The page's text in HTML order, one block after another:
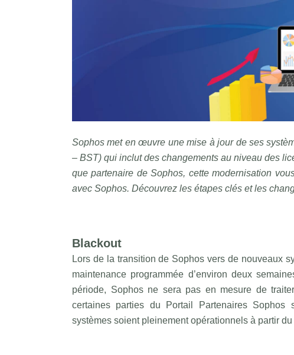
Sophos met en œuvre une mise à jour de ses
– BST) qui inclut des changements au niveau des
que partenaire de Sophos, cette modernisation
avec Sophos. Découvrez les étapes clés et les
Blackout
Lors de la transition de Sophos vers de nouveaux
maintenance programmée d’environ deux
période, Sophos ne sera pas en mesure de
certaines parties du Portail Partenaires
systèmes soient pleinement opérationnels à partir du